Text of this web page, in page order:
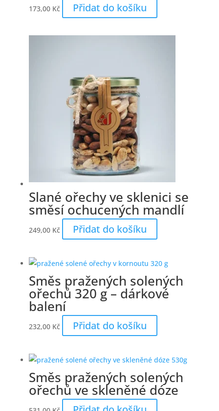
173,00 Kč Přidat do košíku
Slané ořechy ve sklenici se
směsí ochucených mandlí
249,00 Kč Přidat do košíku
Směs pražených solených
ořechů 320 g – dárkové
balení
232,00 Kč Přidat do košíku
Směs pražených solených
ořechů ve skleněné dóze